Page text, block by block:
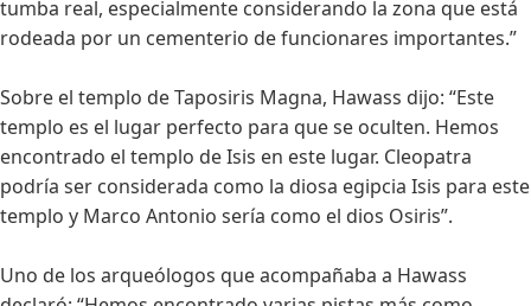
tumba real, especialmente considerando la zona que está
rodeada por un cementerio de funcionares importantes.”
Sobre el templo de Taposiris Magna, Hawass dijo: “Este
templo es el lugar perfecto para que se oculten. Hemos
encontrado el templo de Isis en este lugar. Cleopatra
podría ser considerada como la diosa egipcia Isis para este
templo y Marco Antonio sería como el dios Osiris”.
Uno de los arqueólogos que acompañaba a Hawass